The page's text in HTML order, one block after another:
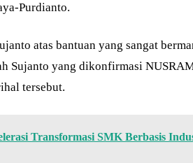
Purdianto.
atas bantuan yang sangat
Sujanto yang dikonfirmasi
tersebut.
Transformasi SMK Berbasis